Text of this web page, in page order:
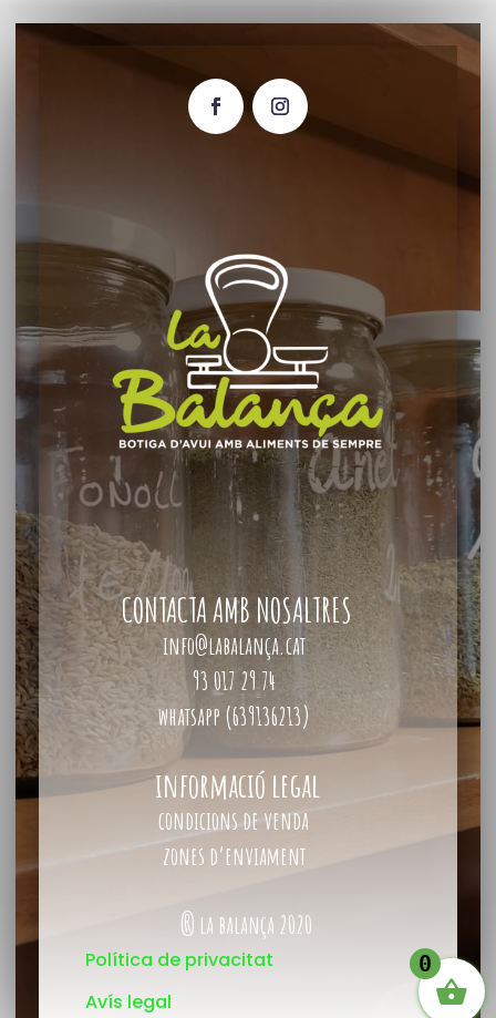
CONTACTA AMB NOSALTRES
info@labalança.cat
93 017 29 74
whatsapp (639136213)
informació legal
condicions de venda
zones d’enviament
® la balança 2020
Política de privacitat
Avís legal
0